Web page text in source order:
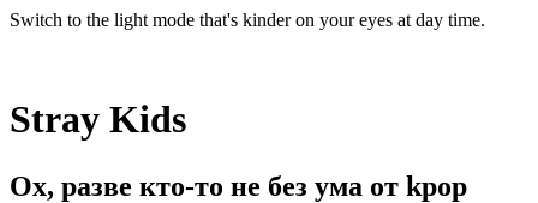
Switch to the light mode that's kinder on your eyes at day time.
Stray Kids
Ох, разве кто-то не без ума от kpop